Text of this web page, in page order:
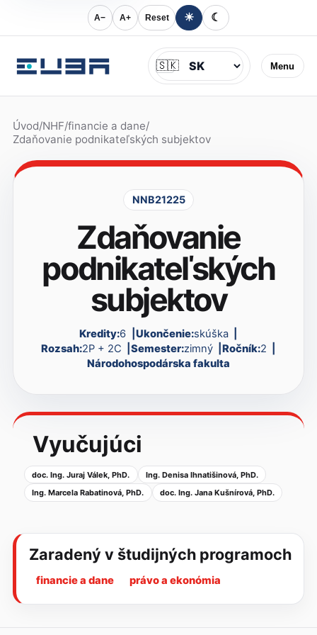
A− A+ Reset ☀ ☾
Menu
Jazyk
🇸🇰
Úvod/NHF/financie a dane/
Zdaňovanie podnikateľských subjektov
NNB21225
Zdaňovanie
podnikateľských
subjektov
Kredity:6 Ukončenie:skúška
Rozsah:2P + 2C Semester:zimný Ročník:2
Národohospodárska fakulta
Vyučujúci
doc. Ing. Juraj Válek, PhD.
Ing. Denisa Ihnatišinová, PhD.
Ing. Marcela Rabatinová, PhD.
doc. Ing. Jana Kušnírová, PhD.
Zaradený v študijných programoch
financie a dane právo a ekonómia